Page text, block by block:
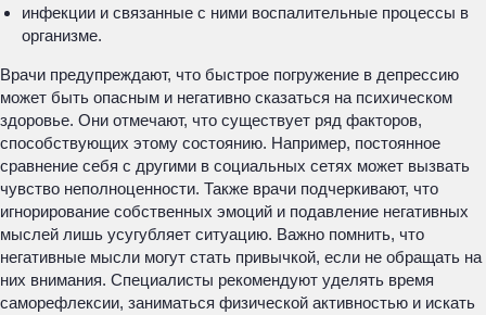
инфекции и связанные с ними воспалительные процессы в
организме.
Врачи предупреждают, что быстрое погружение в депрессию
может быть опасным и негативно сказаться на психическом
здоровье. Они отмечают, что существует ряд факторов,
способствующих этому состоянию. Например, постоянное
сравнение себя с другими в социальных сетях может вызвать
чувство неполноценности. Также врачи подчеркивают, что
игнорирование собственных эмоций и подавление негативных
мыслей лишь усугубляет ситуацию. Важно помнить, что
негативные мысли могут стать привычкой, если не обращать на
них внимания. Специалисты рекомендуют уделять время
саморефлексии, заниматься физической активностью и искать